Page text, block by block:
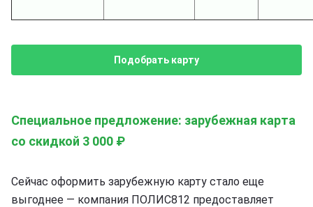
Подобрать карту
Специальное предложение: зарубежная карта
со скидкой 3 000 ₽
Сейчас оформить зарубежную карту стало еще
выгоднее — компания ПОЛИС812 предоставляет